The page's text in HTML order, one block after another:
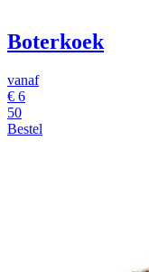
Boterkoek
vanaf
€ 6
50
Bestel